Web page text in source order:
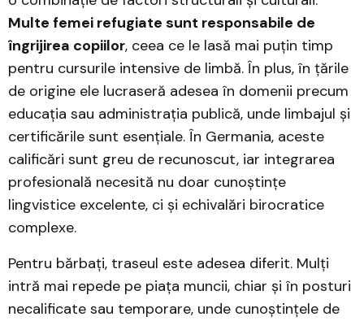
Multe femei refugiate sunt responsabile de
îngrijirea copiilor, ceea ce le lasă mai puțin timp
pentru cursurile intensive de limbă. În plus, în țările
de origine ele lucraseră adesea în domenii precum
educația sau administrația publică, unde limbajul și
certificările sunt esențiale. În Germania, aceste
calificări sunt greu de recunoscut, iar integrarea
profesională necesită nu doar cunoștințe
lingvistice excelente, ci și echivalări birocratice
complexe.
Pentru bărbați, traseul este adesea diferit. Mulți
intră mai repede pe piața muncii, chiar și în posturi
necalificate sau temporare, unde cunoștințele de